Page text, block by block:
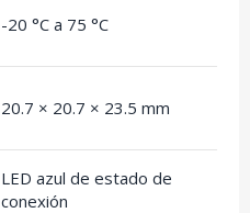
-20 °C a 75 °C
20.7 × 20.7 × 23.5 mm
LED azul de estado de
conexión